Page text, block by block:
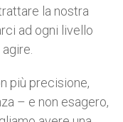
la nostra
ad ogni livello
più precisione,
– e non esagero,